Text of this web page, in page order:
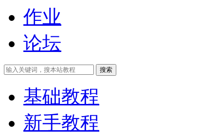
作业
论坛
搜索
基础教程
新手教程